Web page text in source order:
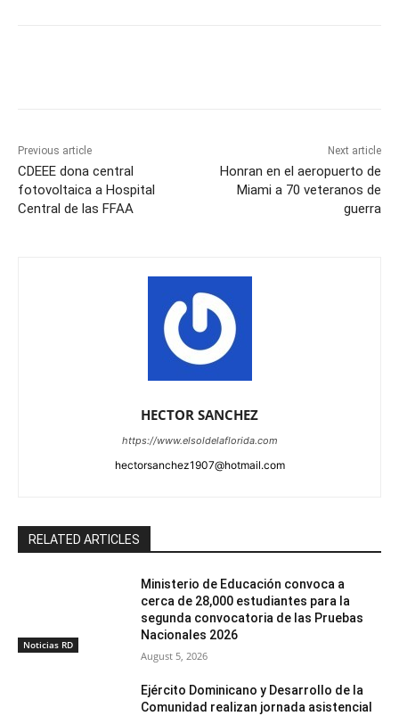
Previous article
CDEEE dona central
fotovoltaica a Hospital
Central de las FFAA
Next article
Honran en el aeropuerto de
Miami a 70 veteranos de
guerra
HECTOR SANCHEZ
https://www.elsoldelaflorida.com
hectorsanchez1907@hotmail.com
RELATED ARTICLES
Noticias RD
Ministerio de Educación convoca a
cerca de 28,000 estudiantes para la
segunda convocatoria de las Pruebas
Nacionales 2026
August 5, 2026
Ejército Dominicano y Desarrollo de la
Comunidad realizan jornada asistencial